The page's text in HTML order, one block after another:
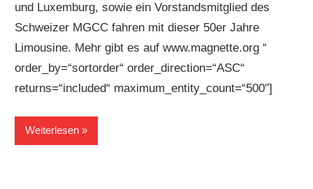
und Luxemburg, sowie ein Vorstandsmitglied des
Schweizer MGCC fahren mit dieser 50er Jahre
Limousine. Mehr gibt es auf www.magnette.org “
order_by=“sortorder“ order_direction=“ASC“
returns=“included“ maximum_entity_count=“500″]
Weiterlesen